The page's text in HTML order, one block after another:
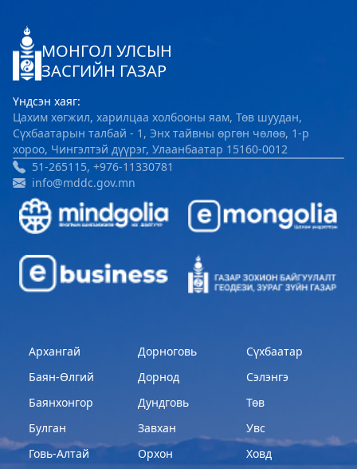
МОНГОЛ УЛСЫН
ЗАСГИЙН ГАЗАР
Үндсэн хаяг:
Цахим хөгжил, харилцаа холбооны яам, Төв шуудан,
Сүхбаатарын талбай - 1, Энх тайвны өргөн чөлөө, 1-р
хороо, Чингэлтэй дүүрэг, Улаанбаатар 15160-0012
51-265115, +976-11330781
info@mddc.gov.mn
Архангай
Баян-Өлгий
Баянхонгор
Булган
Говь-Алтай
Дорноговь
Дорнод
Дундговь
Завхан
Орхон
Сүхбаатар
Сэлэнгэ
Төв
Увс
Ховд